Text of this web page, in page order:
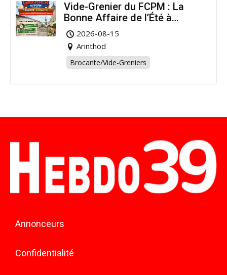
Vide-Grenier du FCPM : La
Bonne Affaire de l’Été à
Arinthod !
2026-08-15
Arinthod
Brocante/Vide-Greniers